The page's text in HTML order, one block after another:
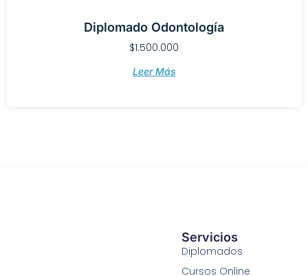
Diplomado Odontología
$1.500.000
Leer Más
Servicios
Diplomados
Cursos Online